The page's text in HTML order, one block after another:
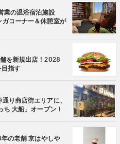
業の温浴宿泊施設
ガコーナー＆休憩室が
を新規出店！2028
指す
り商店街エリアに、
ち 大船」オープン！
の老舗 京はやしや